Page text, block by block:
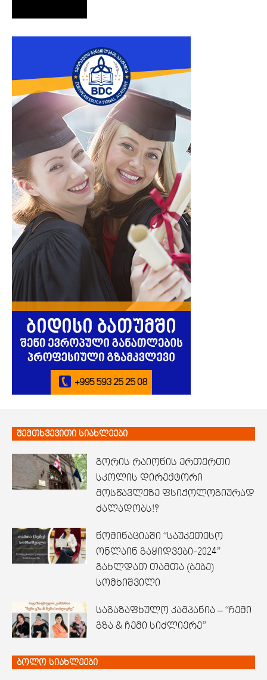
შემთხვევითი სიახლეები
გორის რაიონის ერთერთი
სკოლის დირექტორი
მოსწავლეზე ფსიქოლოგიურად
ძალადობს!?
ნომინაციაში “საუკეთესო
ონლაინ გაყიდვები-2024”
გახლდათ თამთა (ბებე)
სომხიშვილი
საგაზაფხულო კამპანია – “ჩემი
გზა & ჩემი სიძლიერე”
ბოლო სიახლეები